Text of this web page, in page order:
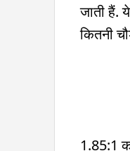
जाती हैं.
कितनी
1.85:1